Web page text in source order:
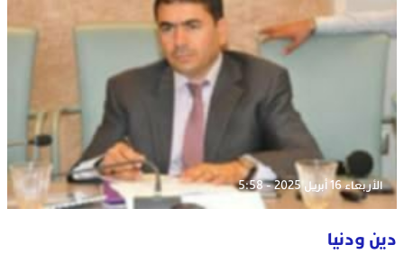
الأربعاء 16 أبريل 2025 - 5:58
دين ودنيا